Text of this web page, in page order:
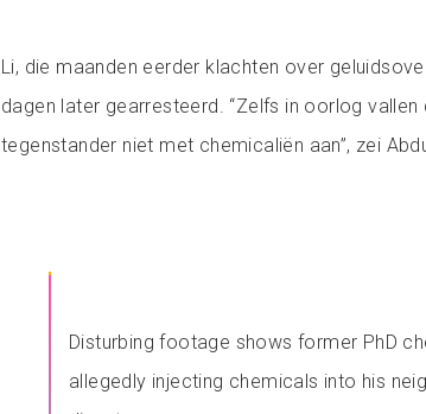
Li, die maanden eerder klachten over
dagen later gearresteerd. “Zelfs in oorlog vallen
tegenstander niet met chemicaliën aan”, zei
Disturbing footage shows former PhD
allegedly injecting chemicals into his